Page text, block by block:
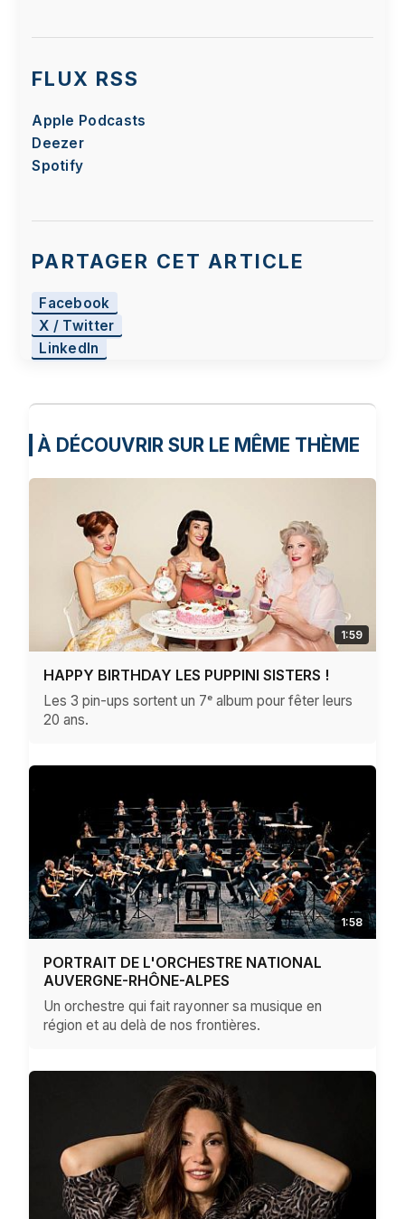
FLUX RSS
Apple Podcasts
Deezer
Spotify
PARTAGER CET ARTICLE
Facebook
X / Twitter
LinkedIn
À DÉCOUVRIR SUR LE MÊME THÈME
1:59
HAPPY BIRTHDAY LES PUPPINI SISTERS !
Les 3 pin-ups sortent un 7ᵉ album pour fêter leurs
20 ans.
1:58
PORTRAIT DE L'ORCHESTRE NATIONAL
AUVERGNE-RHÔNE-ALPES
Un orchestre qui fait rayonner sa musique en
région et au delà de nos frontières.